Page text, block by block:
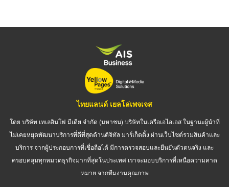
ไทยแลนด์ เยลโล่เพจเจส
โดย บริษัท เทเลอินโฟ มีเดีย จำกัด (มหาชน) บริษัทในเครือเอไอเอส ในฐานะผู้นำที่
ไม่เคยหยุดพัฒนาบริการที่ดีที่สุดด้านดิจิทัล มาร์เก็ตติ้ง ผ่านเว็บไซต์รวมสินค้าและ
บริการ จากผู้ประกอบการที่เชื่อถือได้ มีการตรวจสอบและยืนยันตัวตนจริง และ
ครอบคลุมทุกหมวดธุรกิจมากที่สุดในประเทศ เราจะมอบบริการที่เหนือความคาด
หมาย จากทีมงานคุณภาพ